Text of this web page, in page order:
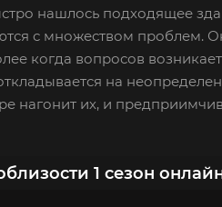
нашлось подходящее
с множеством проблем.
когда вопросов
на
нагонит их, и
1 сезон